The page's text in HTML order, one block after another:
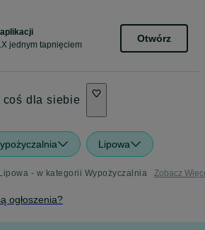
jednym tapnięciem
Otwórz
coś dla siebie
Lipowa
- w kategorii Wypożyczalnia Zobacz
ogłoszenia?